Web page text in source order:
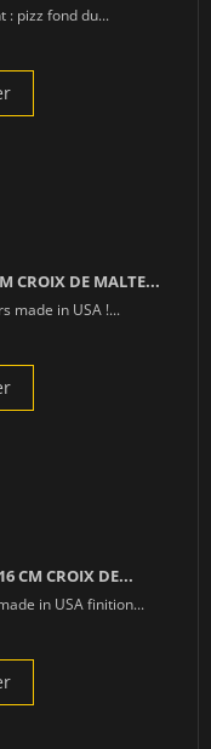
: pizz fond du...
CROIX DE MALTE...
made in USA !...
CM CROIX DE...
in USA finition...